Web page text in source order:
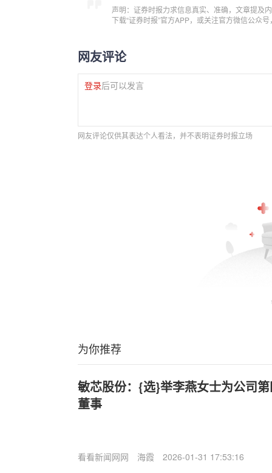
声明：证券时报力求信息真实、准确，文章提及
下载“证券时报”官方APP，或关注官方微信公众
网友评论
登录后可以发言
网友评论仅供其表达个人看法，并不表明证券时报立场
为你推荐
敏芯股份：{选}举李燕女士为公司
董事
看看新闻网网 海霞 2026-01-31 17:53:16